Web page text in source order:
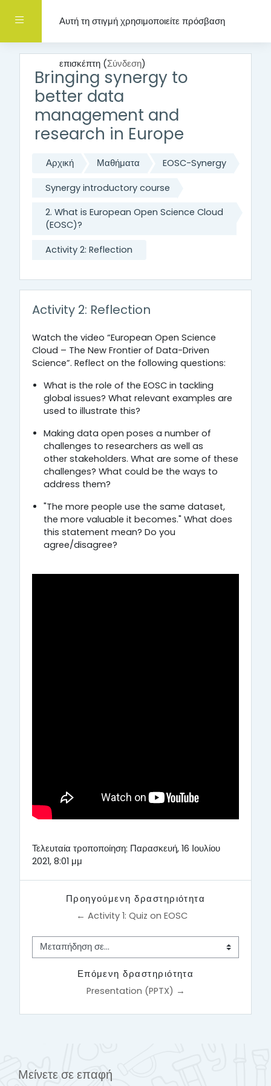
Πλευρικός πίνακας
Αυτή τη στιγμή χρησιμοποιείτε πρόσβαση
επισκέπτη (Σύνδεση)
Bringing synergy to
better data
management and
research in Europe
Αρχική Μαθήματα EOSC-Synergy
Synergy introductory course
2. What is European Open Science Cloud
(EOSC)?
Activity 2: Reflection
Activity 2: Reflection
Watch the video “European Open Science
Cloud – The New Frontier of Data-Driven
Science”. Reflect on the following questions:
What is the role of the EOSC in tackling
global issues? What relevant examples are
used to illustrate this?
Making data open poses a number of
challenges to researchers as well as
other stakeholders. What are some of these
challenges? What could be the ways to
address them?
"The more people use the same dataset,
the more valuable it becomes." What does
this statement mean? Do you
agree/disagree?
Τελευταία τροποποίηση: Παρασκευή, 16 Ιουλίου
2021, 8:01 μμ
Προηγούμενη δραστηριότητα
← Activity 1: Quiz on EOSC
Μεταπήδηση σε...
Επόμενη δραστηριότητα
Presentation (PPTX) →
Μείνετε σε επαφή